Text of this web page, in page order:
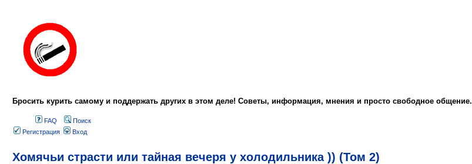
Бросить курить самому и поддержать других в этом деле! Советы, информация, мнения и просто свободное общение.
FAQ
Поиск
Регистрация
Вход
Хомячьи страсти или тайная вечеря у холодильника )) (Том 2)